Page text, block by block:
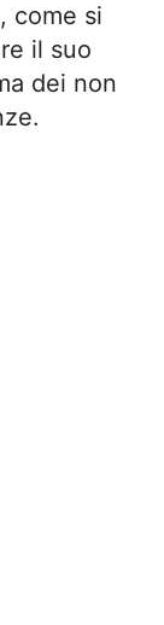
come si
il suo
dei non